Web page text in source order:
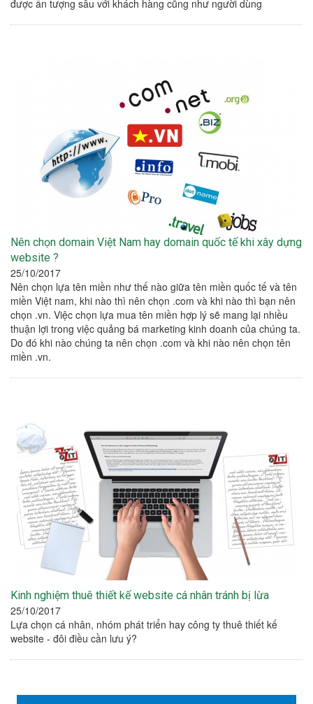
được ấn tượng sâu với khách hàng cũng như người dùng
Nên chọn domain Việt Nam hay domain quốc tế khi xây dựng
website ?
25/10/2017
Nên chọn lựa tên miền như thế nào giữa tên miền quốc tế và tên
miền Việt nam, khi nào thì nên chọn .com và khi nào thì bạn nên
chọn .vn. Việc chọn lựa mua tên miền hợp lý sẽ mang lại nhiều
thuận lợi trong việc quảng bá marketing kinh doanh của chúng ta.
Do đó khi nào chúng ta nên chọn .com và khi nào nên chọn tên
miền .vn.
Kinh nghiệm thuê thiết kế website cá nhân tránh bị lừa
25/10/2017
Lựa chọn cá nhân, nhóm phát triển hay công ty thuê thiết kế
website - đôi điều cần lưu ý?